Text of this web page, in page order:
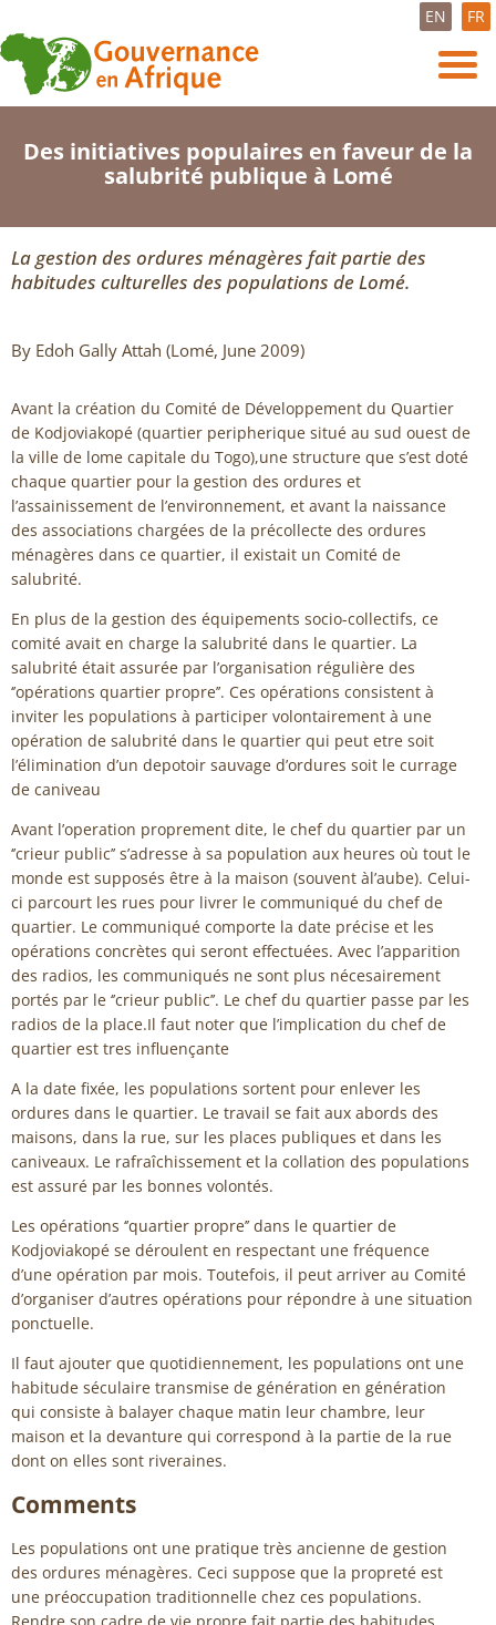
EN FR
Des initiatives populaires en faveur de la
salubrité publique à Lomé
La gestion des ordures ménagères fait partie des
habitudes culturelles des populations de Lomé.
By Edoh Gally Attah (Lomé, June 2009)
Avant la création du Comité de Développement du Quartier
de Kodjoviakopé (quartier peripherique situé au sud ouest de
la ville de lome capitale du Togo),une structure que s’est doté
chaque quartier pour la gestion des ordures et
l’assainissement de l’environnement, et avant la naissance
des associations chargées de la précollecte des ordures
ménagères dans ce quartier, il existait un Comité de
salubrité.
En plus de la gestion des équipements socio-collectifs, ce
comité avait en charge la salubrité dans le quartier. La
salubrité était assurée par l’organisation régulière des
‘’opérations quartier propre’’. Ces opérations consistent à
inviter les populations à participer volontairement à une
opération de salubrité dans le quartier qui peut etre soit
l’élimination d’un depotoir sauvage d’ordures soit le currage
de caniveau
Avant l’operation proprement dite, le chef du quartier par un
‘’crieur public’’ s’adresse à sa population aux heures où tout le
monde est supposés être à la maison (souvent àl’aube). Celui-
ci parcourt les rues pour livrer le communiqué du chef de
quartier. Le communiqué comporte la date précise et les
opérations concrètes qui seront effectuées. Avec l’apparition
des radios, les communiqués ne sont plus nécesairement
portés par le ‘’crieur public’’. Le chef du quartier passe par les
radios de la place.Il faut noter que l’implication du chef de
quartier est tres influençante
A la date fixée, les populations sortent pour enlever les
ordures dans le quartier. Le travail se fait aux abords des
maisons, dans la rue, sur les places publiques et dans les
caniveaux. Le rafraîchissement et la collation des populations
est assuré par les bonnes volontés.
Les opérations ‘’quartier propre’’ dans le quartier de
Kodjoviakopé se déroulent en respectant une fréquence
d’une opération par mois. Toutefois, il peut arriver au Comité
d’organiser d’autres opérations pour répondre à une situation
ponctuelle.
Il faut ajouter que quotidiennement, les populations ont une
habitude séculaire transmise de génération en génération
qui consiste à balayer chaque matin leur chambre, leur
maison et la devanture qui correspond à la partie de la rue
dont on elles sont riveraines.
Comments
Les populations ont une pratique très ancienne de gestion
des ordures ménagères. Ceci suppose que la propreté est
une préoccupation traditionnelle chez ces populations.
Rendre son cadre de vie propre fait partie des habitudes